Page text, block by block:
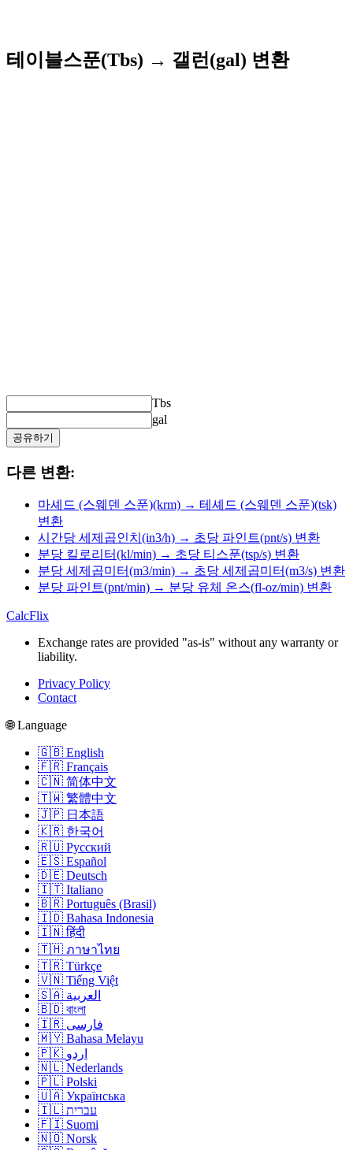
테이블스푼(Tbs) → 갤런(gal) 변환
Tbs
gal
공유하기
다른 변환:
마셰드 (스웨덴 스푼)(krm) → 테셰드 (스웨덴 스푼)(tsk)
변환
시간당 세제곱인치(in3/h) → 초당 파인트(pnt/s) 변환
분당 킬로리터(kl/min) → 초당 티스푼(tsp/s) 변환
분당 세제곱미터(m3/min) → 초당 세제곱미터(m3/s) 변환
분당 파인트(pnt/min) → 분당 유체 온스(fl-oz/min) 변환
CalcFlix
Exchange rates are provided "as-is" without any warranty or
liability.
Privacy Policy
Contact
🌐 Language
🇬🇧 English
🇫🇷 Français
🇨🇳 简体中文
🇹🇼 繁體中文
🇯🇵 日本語
🇰🇷 한국어
🇷🇺 Русский
🇪🇸 Español
🇩🇪 Deutsch
🇮🇹 Italiano
🇧🇷 Português (Brasil)
🇮🇩 Bahasa Indonesia
🇮🇳 हिंदी
🇹🇭 ภาษาไทย
🇹🇷 Türkçe
🇻🇳 Tiếng Việt
🇸🇦 العربية
🇧🇩 বাংলা
🇮🇷 فارسی
🇲🇾 Bahasa Melayu
🇵🇰 اردو
🇳🇱 Nederlands
🇵🇱 Polski
🇺🇦 Українська
🇮🇱 עברית
🇫🇮 Suomi
🇳🇴 Norsk